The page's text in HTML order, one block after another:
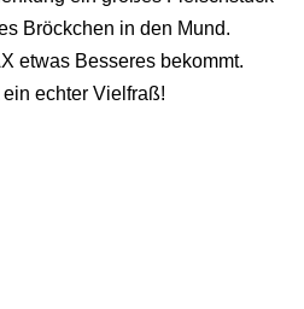
Bröckchen in den Mund.
etwas Besseres bekommt.
echter Vielfraß!